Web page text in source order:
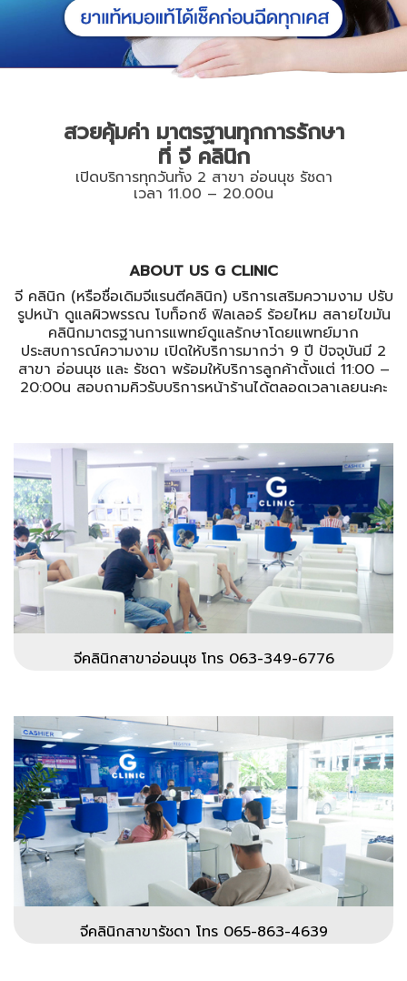
สวยคุ้มค่า มาตรฐานทุกการรักษา
ที่ จี คลินิก
เปิดบริการทุกวันทั้ง 2 สาขา อ่อนนุช รัชดา
เวลา 11.00 – 20.00น
ABOUT US G CLINIC
จี คลินิก (หรือชื่อเดิมจีแรนตีคลินิก) บริการเสริมความงาม ปรับ
รูปหน้า ดูแลผิวพรรณ โบท็อกซ์ ฟิลเลอร์ ร้อยไหม สลายไขมัน
คลินิกมาตรฐานการแพทย์ดูแลรักษาโดยแพทย์มาก
ประสบการณ์ความงาม เปิดให้บริการมากว่า 9 ปี ปัจจุบันมี 2
สาขา อ่อนนุช และ รัชดา พร้อมให้บริการลูกค้าตั้งแต่ 11:00 –
20:00น สอบถามคิวรับบริการหน้าร้านได้ตลอดเวลาเลยนะคะ
จีคลินิกสาขาอ่อนนุช โทร 063-349-6776
จีคลินิกสาขารัชดา โทร 065-863-4639